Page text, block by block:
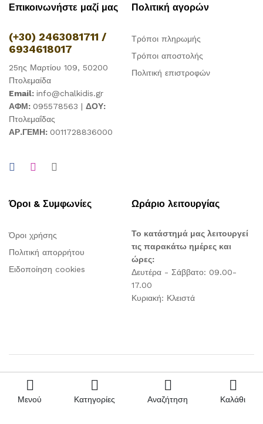
Μενού Κατηγορίες Αναζήτηση Καλάθι
Επικοινωνήστε μαζί μας
(+30) 2463081711 /
6934618017
25ης Μαρτίου 109, 50200
Πτολεμαίδα
Email: info@chalkidis.gr
ΑΦΜ: 095578563 | ΔΟΥ:
Πτολεμαΐδας
ΑΡ.ΓΕΜΗ: 0011728836000
Πολιτική αγορών
Τρόποι πληρωμής
Τρόποι αποστολής
Πολιτική επιστροφών
Όροι & Συμφωνίες
Όροι χρήσης
Πολιτική απορρήτου
Ειδοποίηση cookies
Ωράριο λειτουργίας
Το κατάστημά μας λειτουργεί
τις παρακάτω ημέρες και
ώρες:
Δευτέρα - Σάββατο: 09.00-
17.00
Κυριακή: Κλειστά
© 2026 chalkidis.gr - All Rights Reserved
Designed by:
FindUs